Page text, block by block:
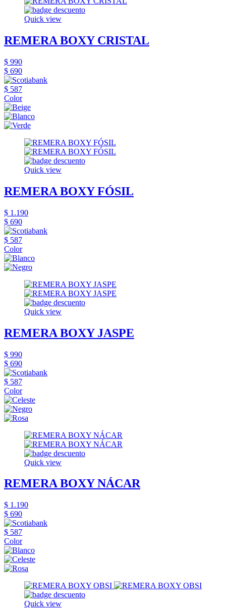
Quick view
REMERA BOXY CRISTAL
$ 990
$ 690
$ 587
Color
Quick view
REMERA BOXY FÓSIL
$ 1.190
$ 690
$ 587
Color
Quick view
REMERA BOXY JASPE
$ 990
$ 690
$ 587
Color
Quick view
REMERA BOXY NÁCAR
$ 1.190
$ 690
$ 587
Color
Quick view